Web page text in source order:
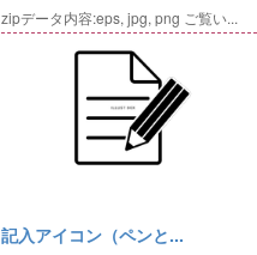
zipデータ内容:eps, jpg, png ご覧い...
記入アイコン（ペンと...